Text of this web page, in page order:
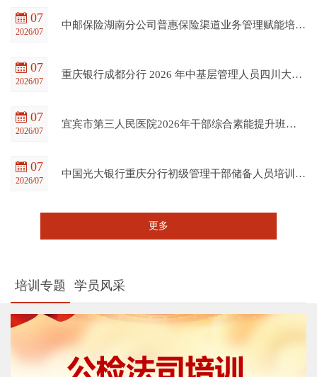
07
2026/07
中邮保险湖南分公司普惠保险渠道业务管理赋能培训班在四川大学全国干部教育培训基地顺利开班
07
2026/07
重庆银行成都分行 2026 年中基层管理人员四川大学培训项目（第一期）在四川大学全国干部教育培训基地顺利开班
07
2026/07
宜宾市第三人民医院2026年干部综合素能提升班在四川大学全国干部教育培训基地顺利开班
07
2026/07
中国光大银行重庆分行初级管理干部储备人员培训班在四川大学全国干部教育培训基地顺利开班
更多
培训专题 学员风采